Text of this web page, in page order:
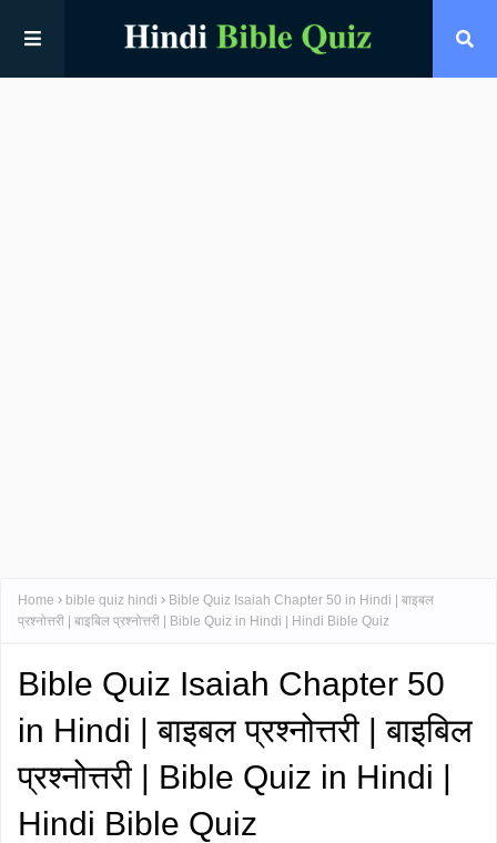
Home bible quiz hindi
Bible Quiz Isaiah Chapter 50 in Hindi | बाइबल
प्रश्नोत्तरी | बाइबिल प्रश्नोत्तरी | Bible Quiz in Hindi | Hindi Bible Quiz
Bible Quiz Isaiah Chapter 50
in Hindi | बाइबल प्रश्नोत्तरी | बाइबिल
प्रश्नोत्तरी | Bible Quiz in Hindi |
Hindi Bible Quiz